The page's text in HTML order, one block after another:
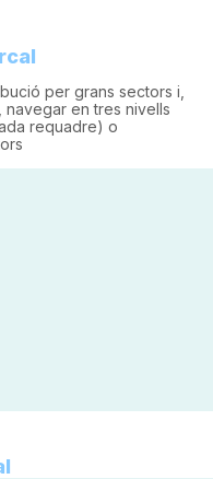
per grans sectors i,
navegar en tres nivells
requadre) o